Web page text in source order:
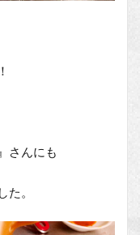
さんにも
。